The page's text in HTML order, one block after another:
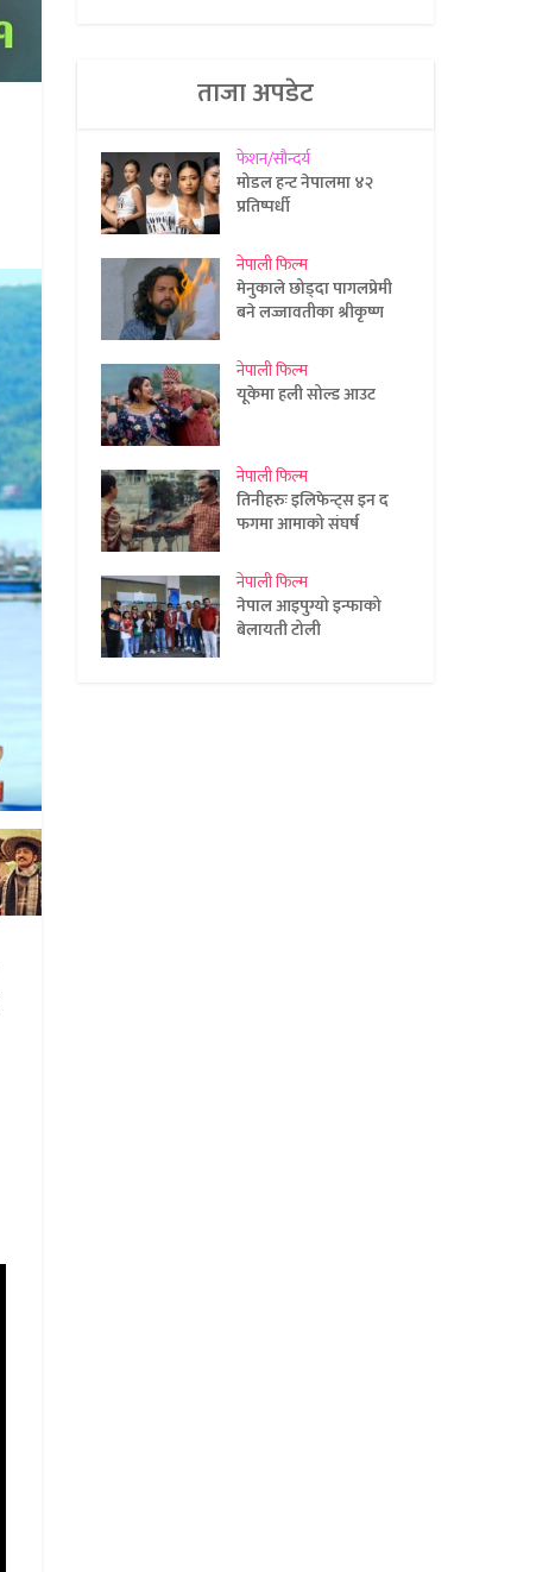
ताजा अपडेट
फेशन/सौन्दर्य
मोडल हन्ट नेपालमा ४२
प्रतिष्पर्धी
नेपाली फिल्म
मेनुकाले छोड्दा पागलप्रेमी
बने लज्जावतीका श्रीकृष्ण
नेपाली फिल्म
यूकेमा हली सोल्ड आउट
नेपाली फिल्म
तिनीहरुः इलिफेन्ट्स इन द
फगमा आमाको संघर्ष
नेपाली फिल्म
नेपाल आइपुग्यो इन्फाको
बेलायती टोली